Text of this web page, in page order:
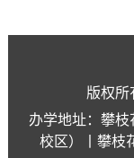
版权所
办学地址：攀
校区）丨攀枝